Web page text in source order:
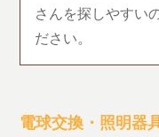
さんを探しやすい
ださい。
電球交換・照明器